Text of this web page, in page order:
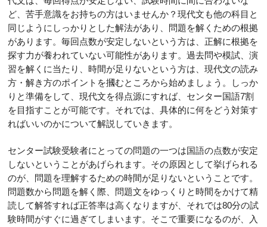
ど、苦手意識をお持ちの方はいませんか？現代文も他の科目と
同じようにしっかりとした解法があり、問題を解くための根拠
があります。毎回点数が安定しないという方は、正解に根拠を
探す力が養われていない可能性があります。過去問や模試、演
習を解くに当たり、時間が足りないという方は、現代文の読み
方・解き方のポイントを摑むところから始めましょう。しっか
りと準備をして、現代文を得点源にすれば、センター国語7割
を目指すことが可能です。それでは、具体的に何をどう対策す
ればいいのかについて解説していきます。
センター試験受験者にとっての問題の一つは国語の点数が安定
しないということがあげられます。その原因として挙げられる
のが、問題を理解するための時間が足りないということです。
問題数から問題を解く際、問題文をゆっくりと時間をかけて精
読して解答すれば正答率は高くなりますが、それでは80分の試
験時間がすぐに過ぎてしまいます。そこで重要になるのが、入